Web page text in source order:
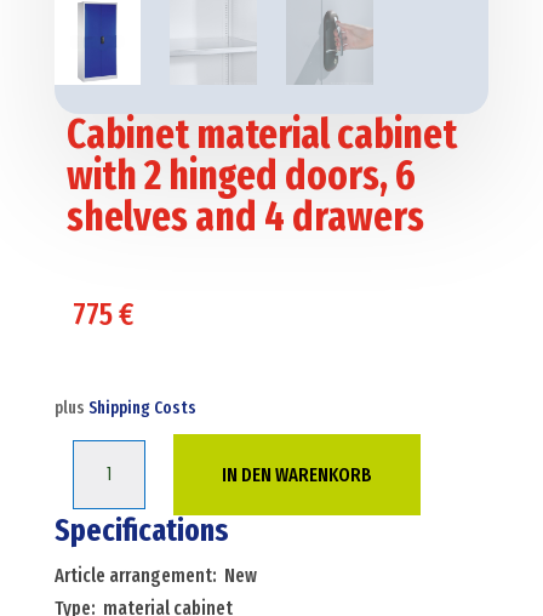
Cabinet material cabinet
with 2 hinged doors, 6
shelves and 4 drawers
775€
plus Shipping Costs
cabinet
with
2
IN DEN WARENKORB
Specifications
Article arrangement: New
Type: material cabinet